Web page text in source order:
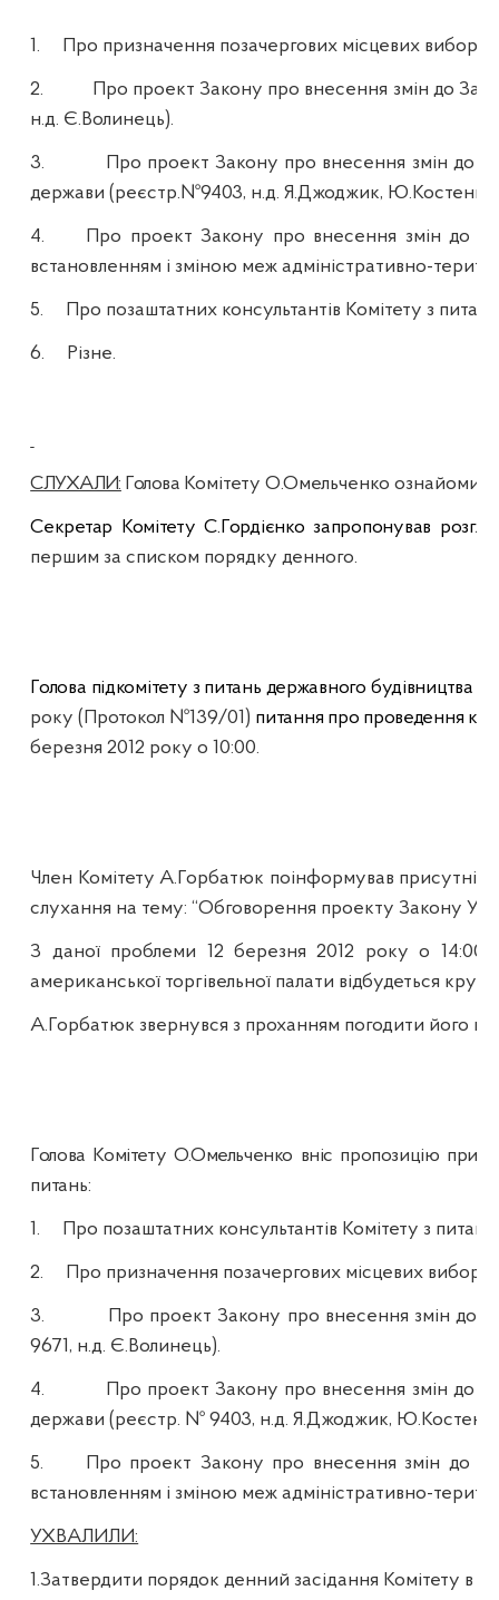
1. Про призначення позачергових місцевих виборів.
2.
Про проект Закону про внесення змін до
н.д. Є.Волинець).
3.
Про проект Закону про внесення змін до
держави (реєстр.№9403, н.д. Я.Джоджик, Ю.Костенко,
4.
Про проект Закону про внесення змін до
встановленням і зміною меж адміністративно-
5. Про позаштатних консультантів Комітету з
6. Різне.
СЛУХАЛИ: Голова КомітетуО.Омельченко ознайомив
Секретар Комітету С.Гордієнко запропонував
першим за списком порядку денного.
Голова підкомітету з питань державного будівництва
року (Протокол №139/01) питання про проведення
березня 2012 року о 10:00.
Член Комітету А.Горбатюк поінформував присутніх,
слухання на тему: “Обговорення проекту Закону
З даної проблеми 12 березня 2012 року о 14:00 за
американської торгівельної палати відбудеться
А.Горбатюк звернувся з проханням погодити його
Голова Комітету О.Омельченко вніс пропозицію
питань:
1. Про позаштатних консультантів Комітету з
2. Про призначення позачергових місцевих виборів.
3.
Про проект Закону про внесення змін до
9671, н.д. Є.Волинець).
4.
Про проект Закону про внесення змін до
держави (реєстр. № 9403, н.д. Я.Джоджик,
5.
Про проект Закону про внесення змін до
встановленням і зміною меж адміністративно-
УХВАЛИЛИ:
1.Затвердити порядок денний засідання Комітету в